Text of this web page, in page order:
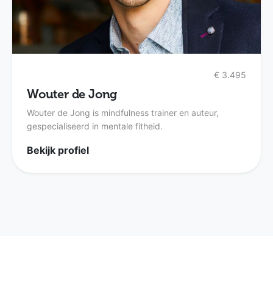
€ 3.495
Wouter de Jong
Wouter de Jong is mindfulness trainer en auteur,
gespecialiseerd in mentale fitheid.
Bekijk profiel